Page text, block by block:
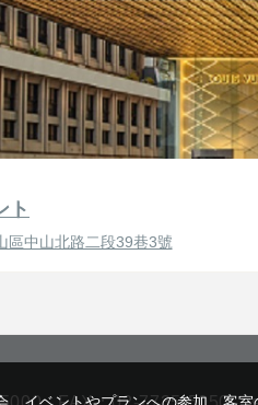
ト
區中山北路二段39巷3號